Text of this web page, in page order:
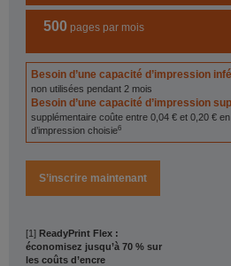
500 pages par mois
Besoin d’une capacité d’impression
non utilisées pendant 2 mois
Besoin d’une capacité d’impression
supplémentaire coûte entre 0,04 € et 0,20 €
d’impression choisie6
S’inscrire maintenant
[1] ReadyPrint Flex :
économisez jusqu’à 70 % sur
les coûts d’encre